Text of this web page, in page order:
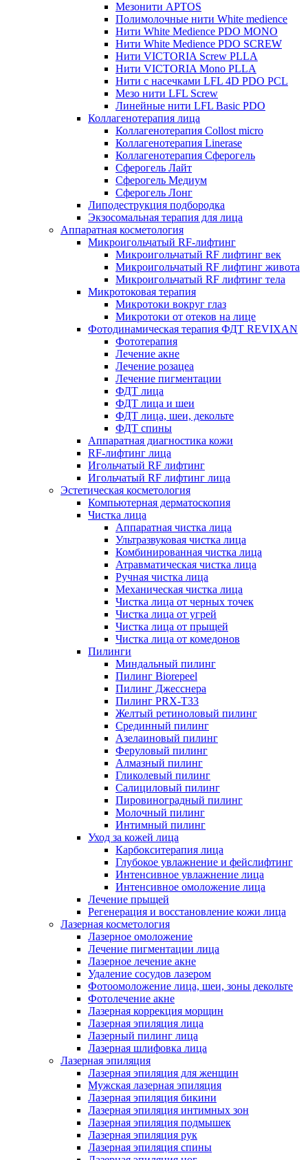
Мезонити APTOS
Полимолочные нити White medience
Нити White Medience PDO MONO
Нити White Medience PDO SCREW
Нити VICTORIA Screw PLLA
Нити VICTORIA Mono PLLA
Нити с насечками LFL 4D PDO PCL
Мезо нити LFL Screw
Линейные нити LFL Basic PDO
Коллагенотерапия лица
Коллагенотерапия Collost micro
Коллагенотерапия Linerase
Коллагенотерапия Сферогель
Сферогель Лайт
Сферогель Медиум
Сферогель Лонг
Липодеструкция подбородка
Экзосомальная терапия для лица
Аппаратная косметология
Микроигольчатый RF-лифтинг
Микроигольчатый RF лифтинг век
Микроигольчатый RF лифтинг живота
Микроигольчатый RF лифтинг тела
Микротоковая терапия
Микротоки вокруг глаз
Микротоки от отеков на лице
Фотодинамическая терапия ФДТ REVIXAN
Фототерапия
Лечение акне
Лечение розацеа
Лечение пигментации
ФДТ лица
ФДТ лица и шеи
ФДТ лица, шеи, декольте
ФДТ спины
Аппаратная диагностика кожи
RF-лифтинг лица
Игольчатый RF лифтинг
Игольчатый RF лифтинг лица
Эстетическая косметология
Компьютерная дерматоскопия
Чистка лица
Аппаратная чистка лица
Ультразвуковая чистка лица
Комбинированная чистка лица
Атравматическая чистка лица
Ручная чистка лица
Механическая чистка лица
Чистка лица от черных точек
Чистка лица от угрей
Чистка лица от прыщей
Чистка лица от комедонов
Пилинги
Миндальный пилинг
Пилинг Biorepeel
Пилинг Джесснера
Пилинг PRX-T33
Желтый ретиноловый пилинг
Срединный пилинг
Азелаиновый пилинг
Феруловый пилинг
Алмазный пилинг
Гликолевый пилинг
Салициловый пилинг
Пировиноградный пилинг
Молочный пилинг
Интимный пилинг
Уход за кожей лица
Карбокситерапия лица
Глубокое увлажнение и фейслифтинг
Интенсивное увлажнение лица
Интенсивное омоложение лица
Лечение прыщей
Регенерация и восстановление кожи лица
Лазерная косметология
Лазерное омоложение
Лечение пигментации лица
Лазерное лечение акне
Удаление сосудов лазером
Фотоомоложение лица, шеи, зоны декольте
Фотолечение акне
Лазерная коррекция морщин
Лазерная эпиляция лица
Лазерный пилинг лица
Лазерная шлифовка лица
Лазерная эпиляция
Лазерная эпиляция для женщин
Мужская лазерная эпиляция
Лазерная эпиляция бикини
Лазерная эпиляция интимных зон
Лазерная эпиляция подмышек
Лазерная эпиляция рук
Лазерная эпиляция спины